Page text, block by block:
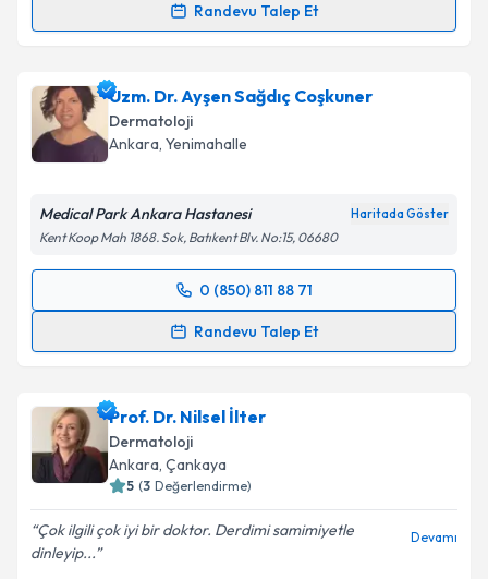
Randevu Talep Et
takvim hazırlandığında e-posta ile bilgilendireceğiz.
E-posta Adresiniz
Kişisel verilerimin işlenmesine ilişkin
Metni'ni okudum ve kişisel verilerimin belirtilen
kapsamda işlenmesini kabul ediyorum.
Takvim Talebini Gönder
Uzm. Dr. Ayşen Sağdıç Coşkuner
Dermatoloji
Ankara, Yenimahalle
Medical Park Ankara Hastanesi Haritada Göster
Kent Koop Mah 1868. Sok, Batıkent Blv. No:15, 06680
0 (850) 811 88 71
Randevu Talep Et
Randevu Takvimi Talebi
almanız için bir takvim hazırlandığında e-posta ile
bilgilendireceğiz.
E-posta Adresiniz
Prof. Dr. Nilsel İlter
Dermatoloji
Ankara, Çankaya
5 (3 Değerlendirme)
Çok ilgili çok iyi bir doktor. Derdimi samimiyetle
dinleyip...
Devamı